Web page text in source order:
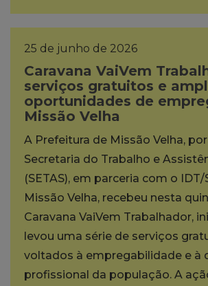
25 de junho de 2026
Caravana VaiVem
serviços gratuitos e
oportunidades de
Missão Velha
A Prefeitura de Missão Velha,
Secretaria do Trabalho e
(SETAS), em parceria com o IDT/
Missão Velha, recebeu nesta
Caravana VaiVem Trabalhador,
levou uma série de serviços
voltados à empregabilidade e à
profissional da população. A